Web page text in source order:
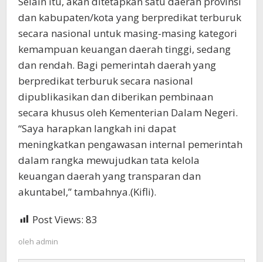
dan kabupaten/kota yang berpredikat terburuk
secara nasional untuk masing-masing kategori
kemampuan keuangan daerah tinggi, sedang
dan rendah. Bagi pemerintah daerah yang
berpredikat terburuk secara nasional
dipublikasikan dan diberikan pembinaan
secara khusus oleh Kementerian Dalam Negeri.
“Saya harapkan langkah ini dapat
meningkatkan pengawasan internal pemerintah
dalam rangka mewujudkan tata kelola
keuangan daerah yang transparan dan
akuntabel,” tambahnya.(Kifli).
Post Views: 83
oleh admin